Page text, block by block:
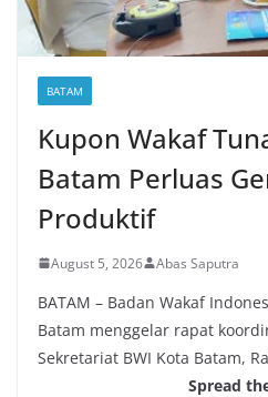
BATAM
Kupon Wakaf
Batam Perluas
Produktif
August 5, 2026 Abas Saputra
BATAM – Badan Wakaf
Batam menggelar rapat
Sekretariat BWI Kota Batam,
Spread